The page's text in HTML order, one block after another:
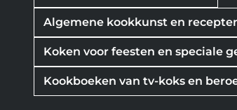
Algemene kookkunst en
Koken voor feesten en speciale
Kookboeken van tv-koks en